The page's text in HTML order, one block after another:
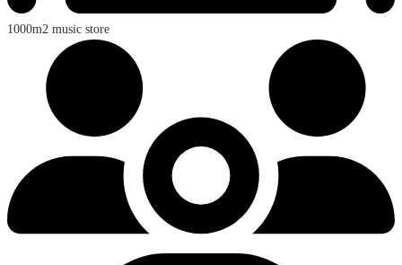
1000m2 music store